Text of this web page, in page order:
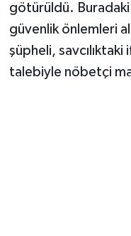
götürüldü. Buradaki
güvenlik önlemleri
şüpheli,
talebiyle nöbetçi